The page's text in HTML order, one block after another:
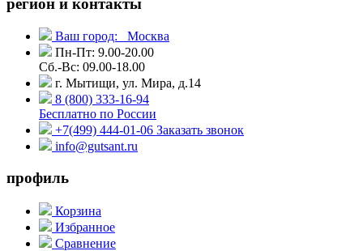
Ваш город:
Москва
Пн-Пт: 9.00-20.00
Сб.-Вс: 09.00-18.00
г. Мытищи, ул. Мира, д.14
8 (800) 333-16-94
Бесплатно по России
+7(499) 444-01-06 Заказать звонок
info@gutsant.ru
профиль
Корзина
Избранное
Сравнение